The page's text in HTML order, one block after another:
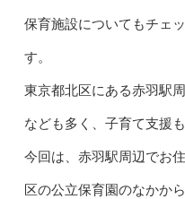
保育施設についてもチェ
す。
東京都北区にある赤羽駅
なども多く、子育て支援
今回は、赤羽駅周辺でお
区の公立保育園のなかか